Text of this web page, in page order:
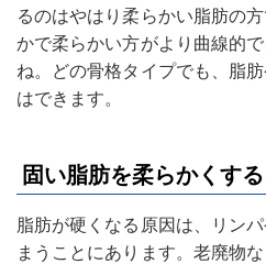
るのはやはり柔らかい脂肪の
かで柔らかい方がより曲線的
ね。どの骨格タイプでも、脂
はできます。
固い脂肪を柔らかくす
脂肪が硬くなる原因は、リン
まうことにあります。老廃物